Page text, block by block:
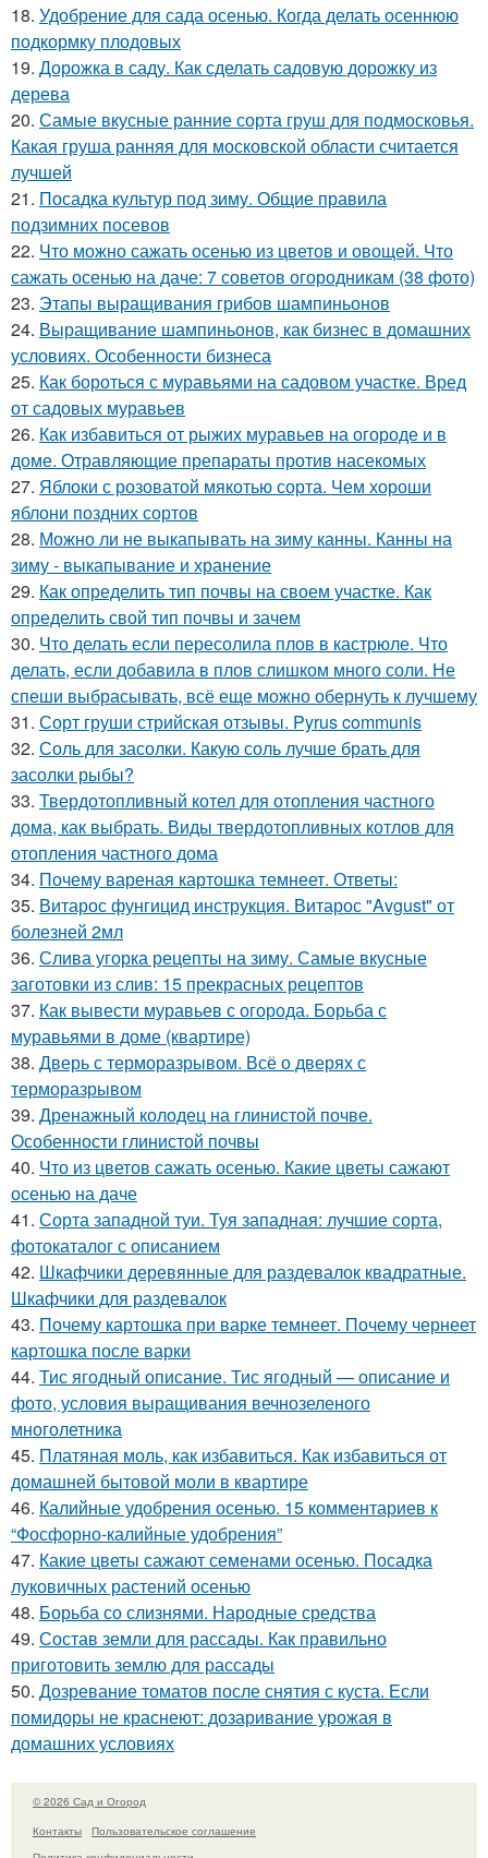
18. Удобрение для сада осенью. Когда делать осеннюю
подкормку плодовых
19. Дорожка в саду. Как сделать садовую дорожку из
дерева
20. Самые вкусные ранние сорта груш для подмосковья.
Какая груша ранняя для московской области считается
лучшей
21. Посадка культур под зиму. Общие правила
подзимних посевов
22. Что можно сажать осенью из цветов и овощей. Что
сажать осенью на даче: 7 советов огородникам (38 фото)
23. Этапы выращивания грибов шампиньонов
24. Выращивание шампиньонов, как бизнес в домашних
условиях. Особенности бизнеса
25. Как бороться с муравьями на садовом участке. Вред
от садовых муравьев
26. Как избавиться от рыжих муравьев на огороде и в
доме. Отравляющие препараты против насекомых
27. Яблоки с розоватой мякотью сорта. Чем хороши
яблони поздних сортов
28. Можно ли не выкапывать на зиму канны. Канны на
зиму - выкапывание и хранение
29. Как определить тип почвы на своем участке. Как
определить свой тип почвы и зачем
30. Что делать если пересолила плов в кастрюле. Что
делать, если добавила в плов слишком много соли. Не
спеши выбрасывать, всё еще можно обернуть к лучшему
31. Сорт груши стрийская отзывы. Pyrus communis
32. Соль для засолки. Какую соль лучше брать для
засолки рыбы?
33. Твердотопливный котел для отопления частного
дома, как выбрать. Виды твердотопливных котлов для
отопления частного дома
34. Почему вареная картошка темнеет. Ответы:
35. Витарос фунгицид инструкция. Витарос "Avgust" от
болезней 2мл
36. Слива угорка рецепты на зиму. Самые вкусные
заготовки из слив: 15 прекрасных рецептов
37. Как вывести муравьев с огорода. Борьба с
муравьями в доме (квартире)
38. Дверь с терморазрывом. Всё о дверях с
терморазрывом
39. Дренажный колодец на глинистой почве.
Особенности глинистой почвы
40. Что из цветов сажать осенью. Какие цветы сажают
осенью на даче
41. Сорта западной туи. Туя западная: лучшие сорта,
фотокаталог с описанием
42. Шкафчики деревянные для раздевалок квадратные.
Шкафчики для раздевалок
43. Почему картошка при варке темнеет. Почему чернеет
картошка после варки
44. Тис ягодный описание. Тис ягодный — описание и
фото, условия выращивания вечнозеленого
многолетника
45. Платяная моль, как избавиться. Как избавиться от
домашней бытовой моли в квартире
46. Калийные удобрения осенью. 15 комментариев к
“Фосфорно-калийные удобрения”
47. Какие цветы сажают семенами осенью. Посадка
луковичных растений осенью
48. Борьба со слизнями. Народные средства
49. Состав земли для рассады. Как правильно
приготовить землю для рассады
50. Дозревание томатов после снятия с куста. Если
помидоры не краснеют: дозаривание урожая в
домашних условиях
© 2026 Сад и Огород
Контакты
Пользовательское соглашение